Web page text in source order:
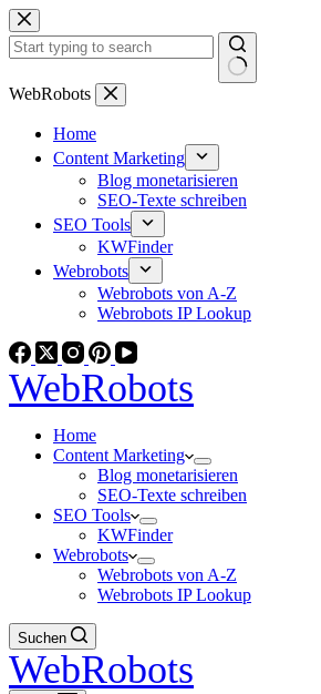
Zum
Inhalt
springen
Keine
WebRobots
Home
Content Marketing
Blog monetarisieren
SEO-Texte schreiben
SEO Tools
KWFinder
Webrobots
Webrobots von A-Z
Webrobots IP Lookup
WebRobots
Home
Content Marketing
Blog monetarisieren
SEO-Texte schreiben
SEO Tools
KWFinder
Webrobots
Webrobots von A-Z
Webrobots IP Lookup
Suchen
WebRobots